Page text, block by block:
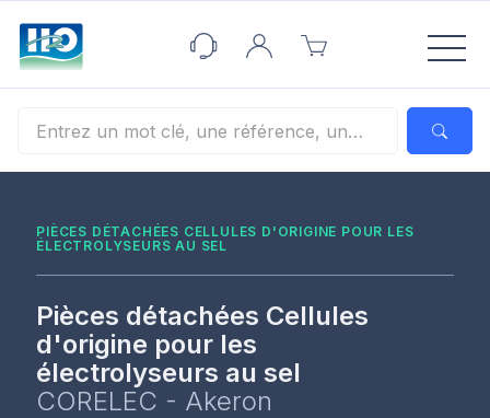
PIÈCES DÉTACHÉES CELLULES D'ORIGINE POUR LES
ÉLECTROLYSEURS AU SEL
Pièces détachées Cellules
d'origine pour les
électrolyseurs au sel
CORELEC - Akeron